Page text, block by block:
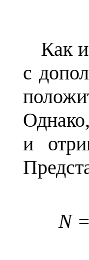
Как
с
и
N =